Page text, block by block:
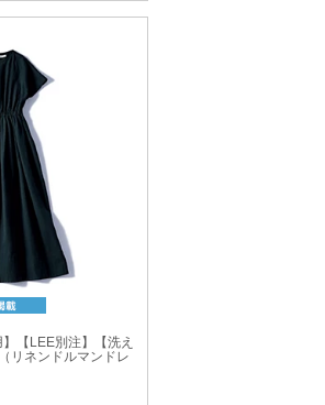
【LEE別注】【洗え
リネンドルマンドレ